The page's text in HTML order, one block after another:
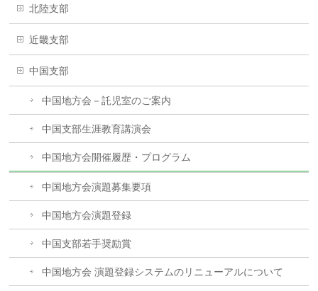
北陸支部
近畿支部
中国支部
中国地方会－託児室のご案内
中国支部生涯教育講演会
中国地方会開催履歴・プログラム
中国地方会演題募集要項
中国地方会演題登録
中国支部若手奨励賞
中国地方会 演題登録システムのリニューアルについて